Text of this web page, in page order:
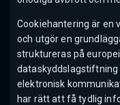
Cookiehantering är en
och utgör en
struktureras på
dataskyddslagstiftning
elektronisk
har rätt att få tydlig